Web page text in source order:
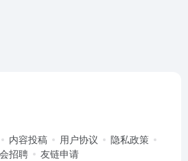
内容投稿 用户协议
隐私政策
招聘
友链申请